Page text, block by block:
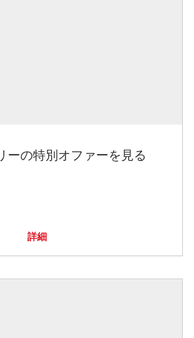
ーの特別オファーを見る
詳細